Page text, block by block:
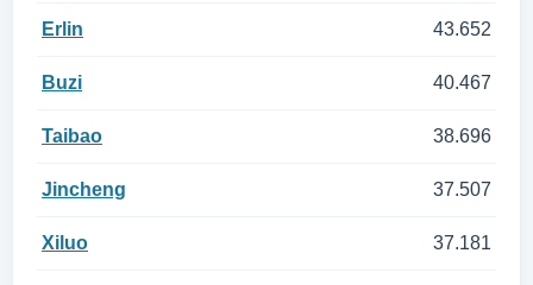
Erlin 43.652
Buzi 40.467
Taibao 38.696
Jincheng 37.507
Xiluo 37.181